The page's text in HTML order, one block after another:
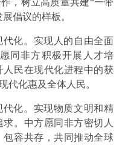
倡议的样板。
。实现人的自由全面
同非方积极开展人才培
民在现代化进程中的获
代化惠及全体人民。
。实现物质文明和精
。中方愿同非方密切人
容共存，共同推动全球